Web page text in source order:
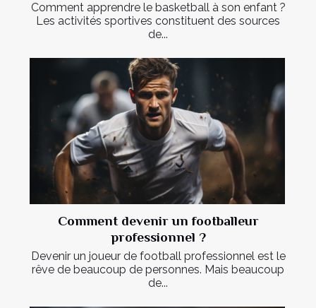
Comment apprendre le basketball à son enfant ?
Les activités sportives constituent des sources
de...
Comment devenir un footballeur
professionnel ?
Devenir un joueur de football professionnel est le
rêve de beaucoup de personnes. Mais beaucoup
de...